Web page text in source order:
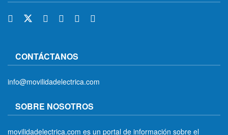
CONTÁCTANOS
info@movilidadelectrica.com
SOBRE NOSOTROS
movilidadelectrica.com es un portal de información sobre el